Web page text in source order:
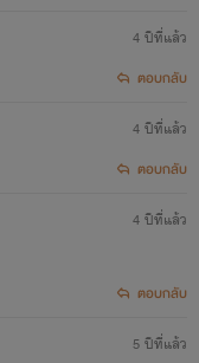
4 ปีที่แล้ว
ตอบกลับ
4 ปีที่แล้ว
ตอบกลับ
4 ปีที่แล้ว
ตอบกลับ
5 ปีที่แล้ว